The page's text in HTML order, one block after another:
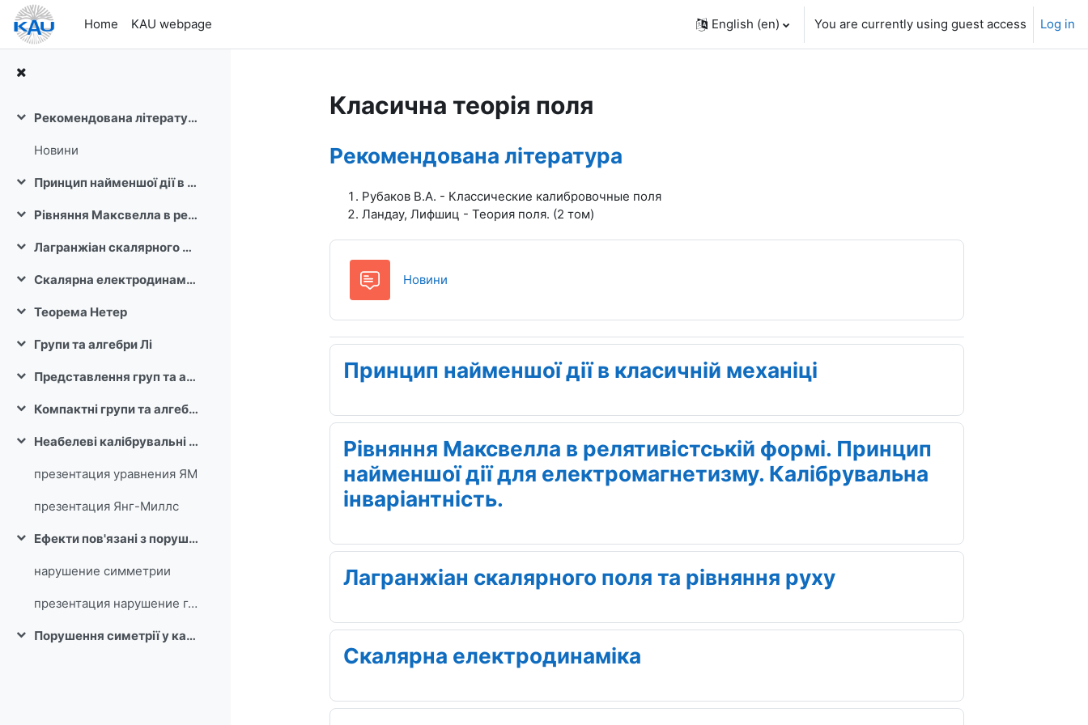
Skip to main content
Home
KAU webpage English ‎(en)‎ You are currently using guest access Log in
Collapse Рекомендована література
Новини
Collapse Принцип найменшої дії в класичній механіці
Collapse Рівняння Максвелла в релятивістській формі. Принцип найменшої дії для електромагнетизму. Калібрувальна інваріантність.
Collapse Лагранжіан скалярного поля та рівняння руху
Collapse Скалярна електродинаміка
Collapse
Теорема Нетер
Collapse
Групи та алгебри Лі
Collapse Представлення груп та алгебр Лі
Collapse Компактні групи та алгебри Лі
Collapse Неабелеві калібрувальні поля
презентация уравнения ЯМ
презентация Янг-Миллс
Collapse Ефекти пов'язані з порушенням симетрії
нарушение симметрии
презентация нарушение глобальной U(1) симметрии
Collapse Порушення симетрії у калібрувальних теоріях. Механізм Хіггса.
Класична теорія поля
Topic outline
Рекомендована література
Рубаков В.А. - Классические калибровочные поля
Ландау, Лифшиц - Теория поля. (2 том)
НовиниForum
Принцип найменшої дії в класичній механіці
Рівняння Максвелла в релятивістській формі. Принцип
найменшої дії для електромагнетизму. Калібрувальна
інваріантність.
Лагранжіан скалярного поля та рівняння руху
Скалярна електродинаміка